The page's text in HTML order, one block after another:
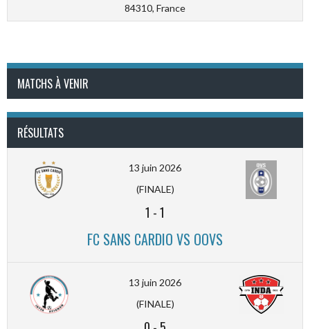
84310, France
MATCHS À VENIR
RÉSULTATS
13 juin 2026
(FINALE)
1 -1
FC SANS CARDIO VS OOVS
13 juin 2026
(FINALE)